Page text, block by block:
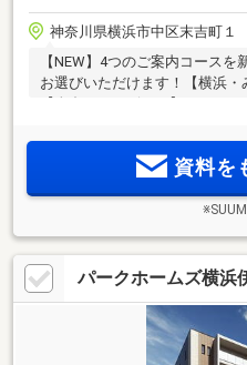
神奈川県横浜市中区末吉町１
【NEW】4つのご案内コース
お選びいただけます！【横浜・
資料を
パークホームズ横